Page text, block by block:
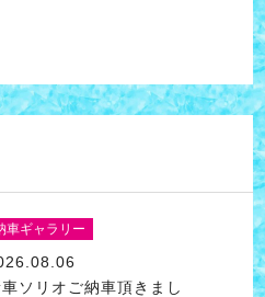
車ギャラリー
車ソリオご納車頂きまし